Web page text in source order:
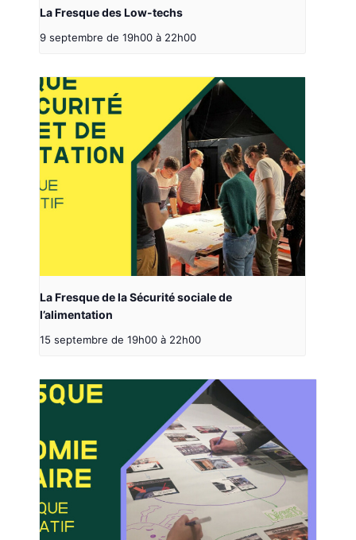
La Fresque des Low-techs
9 septembre de 19h00 à 22h00
La Fresque de la Sécurité sociale de
l’alimentation
15 septembre de 19h00 à 22h00